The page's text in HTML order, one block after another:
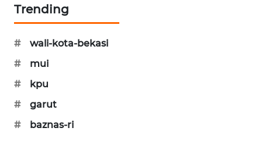
Trending
#
wali-kota-bekasi
#
mui
#
kpu
#
garut
#
baznas-ri